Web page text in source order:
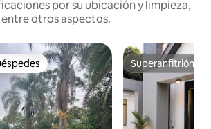
por su ubicación y limpieza,
entre otros aspectos.
Superanfitrión
Superanfitrión